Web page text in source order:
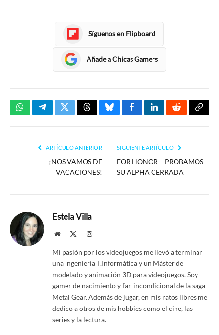
Síguenos en Flipboard
Añade a Chicas Gamers
WhatsAppTelegramTwitterThreadsBlueskyFacebookLinkedInReddit
ARTÍCULO ANTERIOR
¡NOS VAMOS DE
VACACIONES!
SIGUIENTE ARTÍCULO
FOR HONOR – PROBAMOS
SU ALPHA CERRADA
Estela Villa
Website Instagram
Mi pasión por los videojuegos me llevó a terminar
una Ingeniería T.Informática y un Máster de
modelado y animación 3D para videojuegos. Soy
gamer de nacimiento y fan incondicional de la saga
Metal Gear. Además de jugar, en mis ratos libres me
dedico a otros de mis hobbies como el cine, las
series y la lectura.